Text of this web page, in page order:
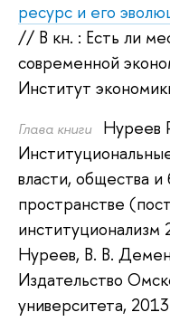
ресурс и его
// В кн. : Есть ли
современной
Институт
Глава книги Нуреев
власти, общества и
пространстве
институционализм
Нуреев, В. В.
Издательство
университета,